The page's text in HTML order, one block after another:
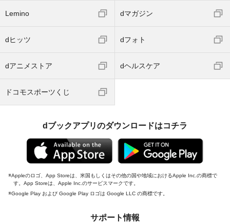
Lemino dマガジン
dヒッツ dフォト
dアニメストア dヘルスケア
ドコモスポーツくじ
dブックアプリのダウンロードはコチラ
Appleのロゴ、App Storeは、米国もしくはその他の国や地域におけるApple Inc.の商標で
す。App Storeは、Apple Inc.のサービスマークです。
Google Play および Google Play ロゴは Google LLC の商標です。
サポート情報